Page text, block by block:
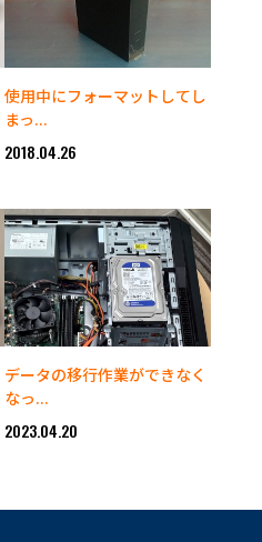
使用中にフォーマットしてし
まっ...
2018.04.26
データの移行作業ができなく
なっ...
2023.04.20